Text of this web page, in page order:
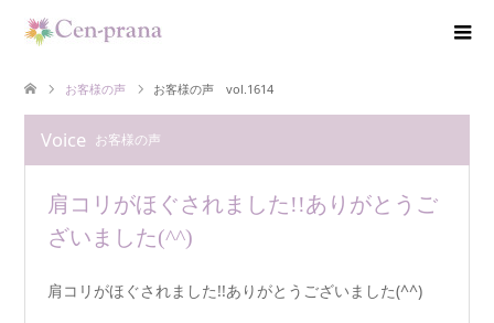
お客様の声 お客様の声 vol.1614
Voice お客様の声
肩コリがほぐされました!!ありがとうご
ざいました(^^)
肩コリがほぐされました!!ありがとうございました(^^)